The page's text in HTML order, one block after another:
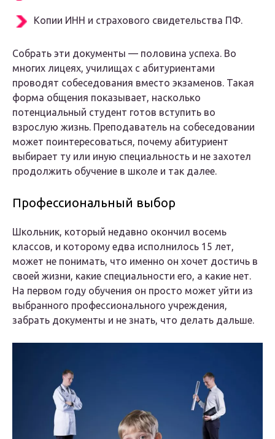
Копии ИНН и страхового свидетельства ПФ.
Собрать эти документы — половина успеха. Во
многих лицеях, училищах с абитуриентами
проводят собеседования вместо экзаменов. Такая
форма общения показывает, насколько
потенциальный студент готов вступить во
взрослую жизнь. Преподаватель на собеседовании
может поинтересоваться, почему абитуриент
выбирает ту или иную специальность и не захотел
продолжить обучение в школе и так далее.
Профессиональный выбор
Школьник, который недавно окончил восемь
классов, и которому едва исполнилось 15 лет,
может не понимать, что именно он хочет достичь в
своей жизни, какие специальности его, а какие нет.
На первом году обучения он просто может уйти из
выбранного профессионального учреждения,
забрать документы и не знать, что делать дальше.